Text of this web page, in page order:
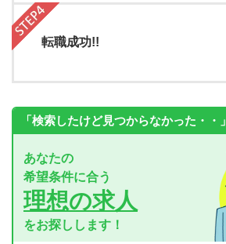
転職成功!!
「検索したけど見つからなかった・・」
あなたの
希望条件に合う
理想の求人
をお探しします！